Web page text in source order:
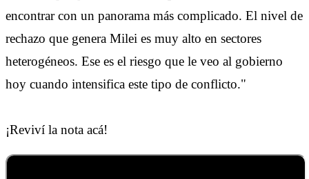
encontrar con un panorama más complicado. El nivel de
rechazo que genera Milei es muy alto en sectores
heterogéneos. Ese es el riesgo que le veo al gobierno
hoy cuando intensifica este tipo de conflicto."
¡Reviví la nota acá!